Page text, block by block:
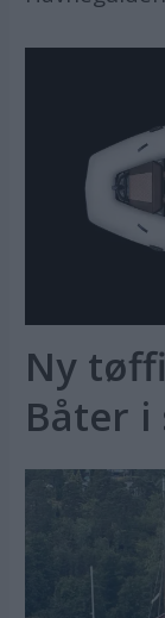
Ny
Båter i